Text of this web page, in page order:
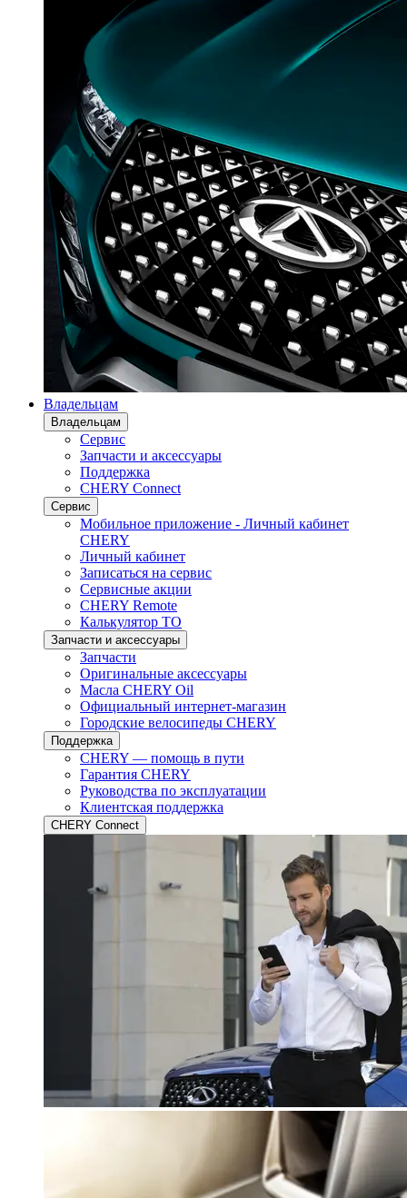
Владельцам
Владельцам
Сервис
Запчасти и аксессуары
Поддержка
CHERY Connect
Сервис
Мобильное приложение - Личный кабинет
CHERY
Личный кабинет
Записаться на сервис
Сервисные акции
CHERY Remote
Калькулятор ТО
Запчасти и аксессуары
Запчасти
Оригинальные аксессуары
Масла CHERY Oil
Официальный интернет-магазин
Городские велосипеды CHERY
Поддержка
CHERY — помощь в пути
Гарантия CHERY
Руководства по эксплуатации
Клиентская поддержка
CHERY Connect